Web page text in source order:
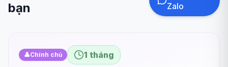
bạn
Zalo
👤Chính chủ 1 tháng